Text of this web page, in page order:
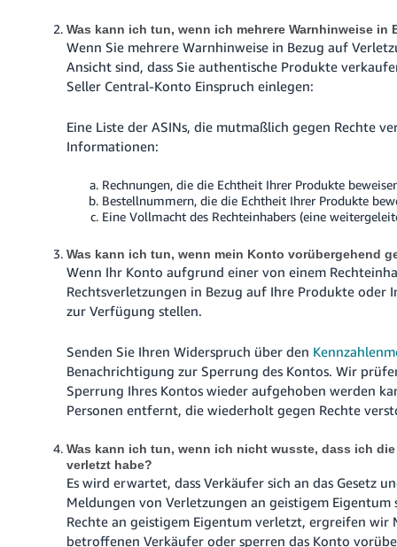
Was kann ich tun, wenn ich mehrere Warnhinweise
Wenn Sie mehrere Warnhinweise in Bezug auf
Ansicht sind, dass Sie authentische Produkte
Seller Central-Konto Einspruch einlegen:
Eine Liste der ASINs, die mutmaßlich gegen Rechte
Informationen:
Rechnungen, die die Echtheit Ihrer Produkte
Bestellnummern, die die Echtheit Ihrer Produkte
Eine Vollmacht des Rechteinhabers (eine
Was kann ich tun, wenn mein Konto vorübergehend
Wenn Ihr Konto aufgrund einer von einem
Rechtsverletzungen in Bezug auf Ihre Produkte
zur Verfügung stellen.
Senden Sie Ihren Widerspruch über den
Benachrichtigung zur Sperrung des Kontos.Wir
Sperrung Ihres Kontos wieder aufgehoben werden
Personen entfernt, die wiederholt gegen Rechte
Was kann ich tun, wenn ich nicht wusste, dass ich
verletzt habe?
Es wird erwartet, dass Verkäufer sich an das Gesetz
Meldungen von Verletzungen an geistigem
Rechte an geistigem Eigentum verletzt, ergreifen wir
betroffenen Verkäufer oder sperren das Konto